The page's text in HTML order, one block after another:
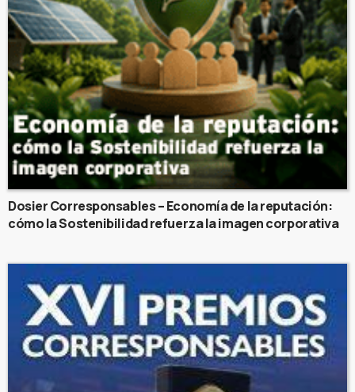
Dosier Corresponsables – Economía de la reputación:
cómo la Sostenibilidad refuerza la imagen corporativa